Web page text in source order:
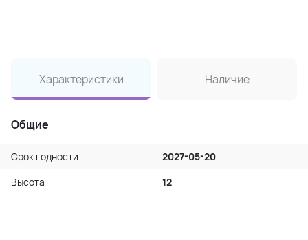
Характеристики Наличие
Общие
Срок годности
2027-05-20
Высота
12